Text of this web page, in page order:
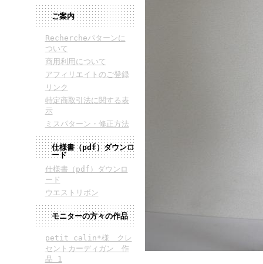
ご案内
Rechercheパターンに
ついて
商用利用について
アフィリエイトのご登録
リンク
特定商取引法に関する表
示
ミスパターン・修正方法
仕様書（pdf）ダウンロ
ード
仕様書（pdf）ダウンロ
ード
ウエストリボン
モニターの方々の作品
petit calin*様 クレ
セントカーディガン 作
品 1